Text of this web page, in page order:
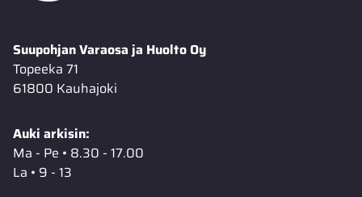
Suupohjan Varaosa ja Huolto Oy
Topeeka 71
61800 Kauhajoki
Auki arkisin:
Ma - Pe • 8.30 - 17.00
La • 9 - 13